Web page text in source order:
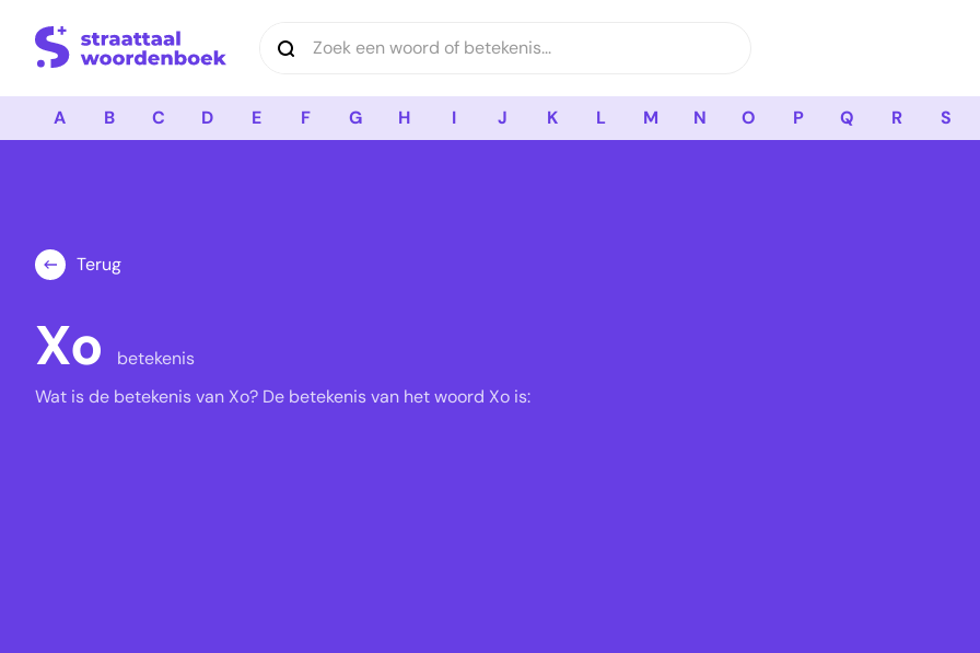
Logo Straattaal Woordenboek
A B C D E F G H I J K L M N O P Q R S
Terug
Xo
betekenis
Wat is de betekenis van Xo? De betekenis van het woord Xo is: